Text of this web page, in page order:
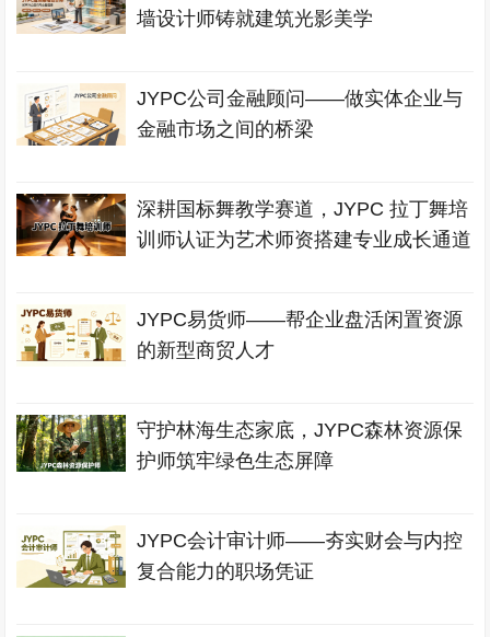
墙设计师铸就建筑光影美学
JYPC公司金融顾问——做实体企业与
金融市场之间的桥梁
深耕国标舞教学赛道，JYPC 拉丁舞培
训师认证为艺术师资搭建专业成长通道
JYPC易货师——帮企业盘活闲置资源
的新型商贸人才
守护林海生态家底，JYPC森林资源保
护师筑牢绿色生态屏障
JYPC会计审计师——夯实财会与内控
复合能力的职场凭证